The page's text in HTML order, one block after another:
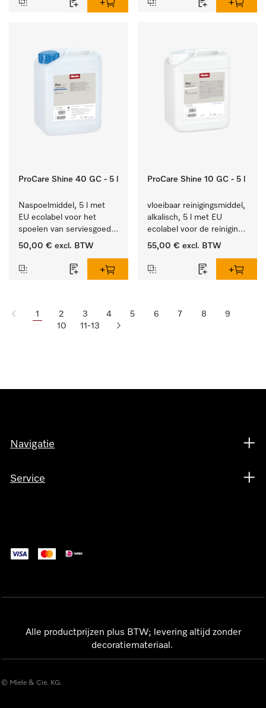
ProCare Shine 40 GC - 5 l
Naspoelmiddel, 5 l met
EU ecolabel voor het
spoelen van serviesgoed,
bestek en glazen.
50,00 € excl. BTW
ProCare Shine 10 GC - 5 l
vloeibaar reinigingsmiddel,
alkalisch, 5 l met EU
ecolabel voor de reiniging
van alledaags vuil op
glazen.
55,00 € excl. BTW
1 2 3 4 5 6 7 8
9
10
11-13
Navigatie
Service
Alle productprijzen plus BTW; levering altijd zonder
decoratiemateriaal.
© Miele & Cie. KG.